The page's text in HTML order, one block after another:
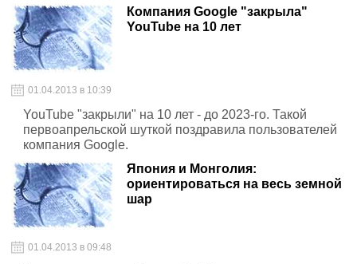
Компания Google "закрыла"
YouTube на 10 лет
01.04.2013 в 10:39
YouTube "закрыли" на 10 лет - до 2023-го. Такой
первоапрельской шуткой поздравила пользователей
компания Google.
Япония и Монголия:
ориентироваться на весь земной
шар
01.04.2013 в 09:48